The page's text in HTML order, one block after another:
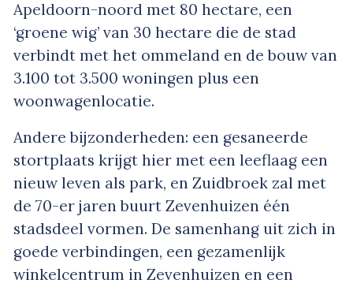
Apeldoorn-noord met 80 hectare, een
‘groene wig’ van 30 hectare die de stad
verbindt met het ommeland en de bouw van
3.100 tot 3.500 woningen plus een
woonwagenlocatie.
Andere bijzonderheden: een gesaneerde
stortplaats krijgt hier met een leeflaag een
nieuw leven als park, en Zuidbroek zal met
de 70-er jaren buurt Zevenhuizen één
stadsdeel vormen. De samenhang uit zich in
goede verbindingen, een gezamenlijk
winkelcentrum in Zevenhuizen en een